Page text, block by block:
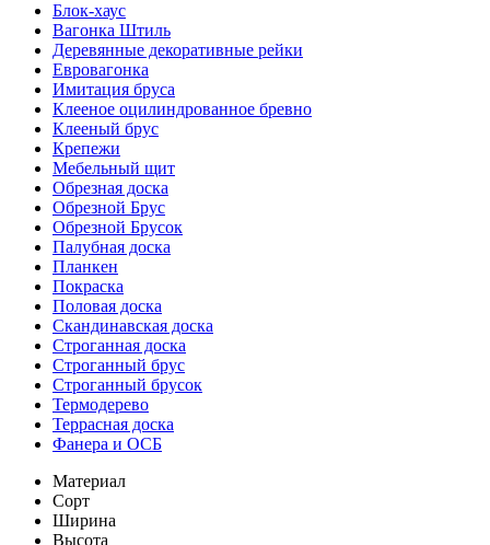
Блок-хаус
Вагонка Штиль
Деревянные декоративные рейки
Евровагонка
Имитация бруса
Клееное оцилиндрованное бревно
Клееный брус
Крепежи
Мебельный щит
Обрезная доска
Обрезной Брус
Обрезной Брусок
Палубная доска
Планкен
Покраска
Половая доска
Скандинавская доска
Строганная доска
Строганный брус
Строганный брусок
Термодерево
Террасная доска
Фанера и ОСБ
Материал
Сорт
Ширина
Высота